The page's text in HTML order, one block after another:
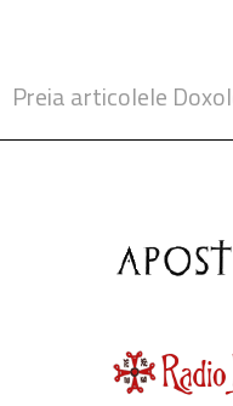
Preia articolele